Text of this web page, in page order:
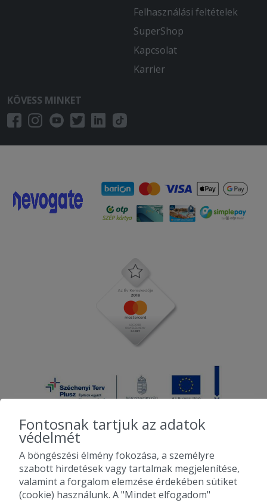
Felhasználási feltételek
SuperShop
Kapcsolat
Karrier
KÖVESS MINKET
2010-2026 Copyright - Falatozz.hu - Diston-line Kft.
Pizza, gyros, hamburger, menük kedvező áron, egy helyen az összes
étterem ajánlata.
Fontosnak tartjuk az adatok
védelmét
A böngészési élmény fokozása, a személyre
szabott hirdetések vagy tartalmak megjelenítése,
valamint a forgalom elemzése érdekében sütiket
(cookie) használunk. A "Mindet elfogadom"